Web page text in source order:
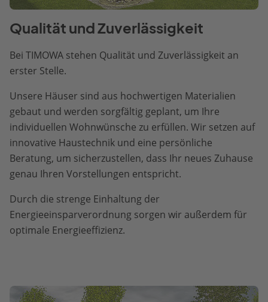
Qualität und Zuverlässigkeit
Bei TIMOWA stehen Qualität und Zuverlässigkeit an
erster Stelle.
Unsere Häuser sind aus hochwertigen Materialien
gebaut und werden sorgfältig geplant, um Ihre
individuellen Wohnwünsche zu erfüllen. Wir setzen auf
innovative Haustechnik und eine persönliche
Beratung, um sicherzustellen, dass Ihr neues Zuhause
genau Ihren Vorstellungen entspricht.
Durch die strenge Einhaltung der
Energieeinsparverordnung sorgen wir außerdem für
optimale Energieeffizienz.